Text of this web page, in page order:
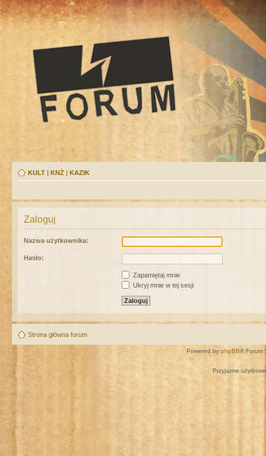
KULT | KNŻ | KAZIK
Zaloguj
Nazwa użytkownika:
Hasło:
Zapamiętaj mnie
Ukryj mnie w tej sesji
Strona główna forum
Powered by phpBB® Forum
Przyjazne